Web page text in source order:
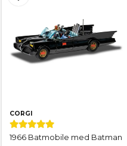
CORGI
1966 Batmobile med Batman